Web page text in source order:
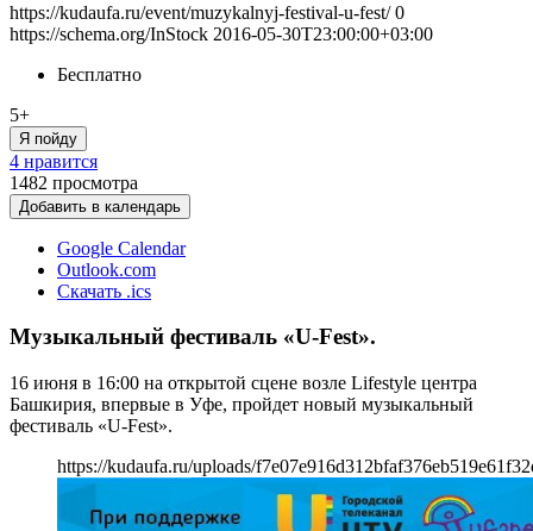
https://kudaufa.ru/event/muzykalnyj-festival-u-fest/ 0
https://schema.org/InStock 2016-05-30T23:00:00+03:00
Бесплатно
5+
Я пойду
4 нравится
1482 просмотра
Добавить в календарь
Google Calendar
Outlook.com
Скачать .ics
Музыкальный фестиваль «U-Fest».
16 июня в 16:00 на открытой сцене возле Lifestyle центра
Башкирия, впервые в Уфе, пройдет новый музыкальный
фестиваль «U-Fest».
https://kudaufa.ru/uploads/